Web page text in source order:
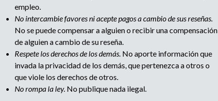
empleo.
No intercambie favores ni acepte pagos a cambio de sus reseñas.
No se puede compensar a alguien o recibir una compensación
de alguien a cambio de su reseña.
Respete los derechos de los demás. No aporte información que
invada la privacidad de los demás, que pertenezca a otros o
que viole los derechos de otros.
No rompa la ley. No publique nada ilegal.